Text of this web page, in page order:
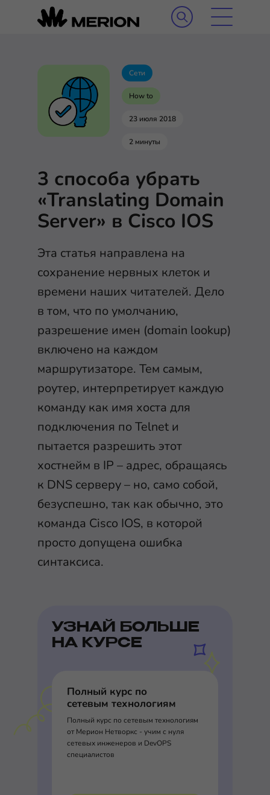
Сети
How to
23 июля 2018
2 минуты
3 способа убрать
«Translating Domain
Server» в Cisco IOS
Эта статья направлена на
сохранение нервных клеток и
времени наших читателей. Дело
в том, что по умолчанию,
разрешение имен (domain lookup)
включено на каждом
маршрутизаторе. Тем самым,
роутер, интерпретирует каждую
команду как имя хоста для
подключения по Telnet и
пытается разрешить этот
хостнейм в IP – адрес, обращаясь
к DNS серверу – но, само собой,
безуспешно, так как обычно, это
команда Cisco IOS, в которой
просто допущена ошибка
синтаксиса.
УЗНАЙ БОЛЬШЕ
НА КУРСЕ
Полный курс по
сетевым технологиям
Полный курс по сетевым технологиям
от Мерион Нетворкс - учим с нуля
сетевых инженеров и DevOPS
специалистов